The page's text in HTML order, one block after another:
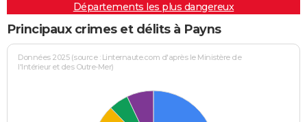
Départements les plus dangereux
Principaux crimes et délits à Payns
Données 2025 (source : Linternaute.com d'après le Ministère de
l'Intérieur et des Outre-Mer)